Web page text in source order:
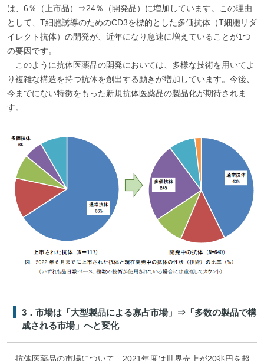
は、6％（上市品）⇒24％（開発品）に増加しています。この理由
として、T細胞誘導のためのCD3を標的とした多価抗体（T細胞リダ
イレクト抗体）の開発が、近年になり急速に増えていることが1つ
の要因です。
このように抗体医薬品の開発においては、多様な技術を用いてよ
り複雑な構造を持つ抗体を創出する動きが増加しています。今後、
今までにない特徴をもった新規抗体医薬品の製品化が期待されま
す。
3．市場は「大型製品による寡占市場」⇒「多数の製品で構
成される市場」へと変化
抗体医薬品の市場について、2021年度は世界売上が20兆円を超